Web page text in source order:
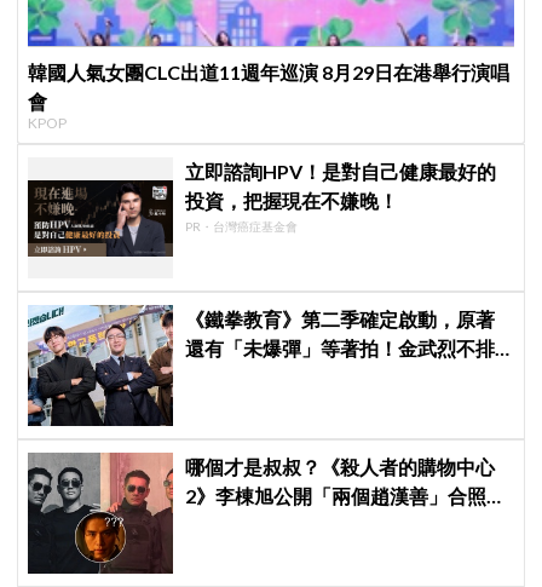
韓國人氣女團CLC出道11週年巡演 8月29日在港舉行演唱
會
KPOP
立即諮詢HPV！是對自己健康最好的
投資，把握現在不嫌晚！
PR・台灣癌症基金會
《鐵拳教育》第二季確定啟動，原著
還有「未爆彈」等著拍！金武烈不排
哪個才是叔叔？《殺人者的購物中心
2》李棟旭公開「兩個趙漢善」合照，